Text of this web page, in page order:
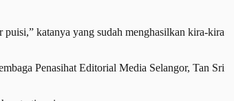
katanya yang sudah menghasilkan kira-kira
Penasihat Editorial Media Selangor, Tan Sri